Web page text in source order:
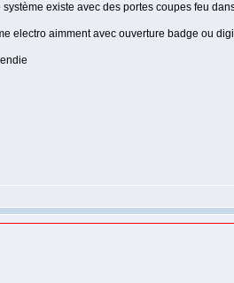
existe avec des portes coupes feu
electro aimment avec ouverture badge ou